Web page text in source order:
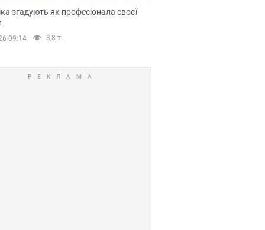
згадують як професіонала своєї
09:14 3,8 т.